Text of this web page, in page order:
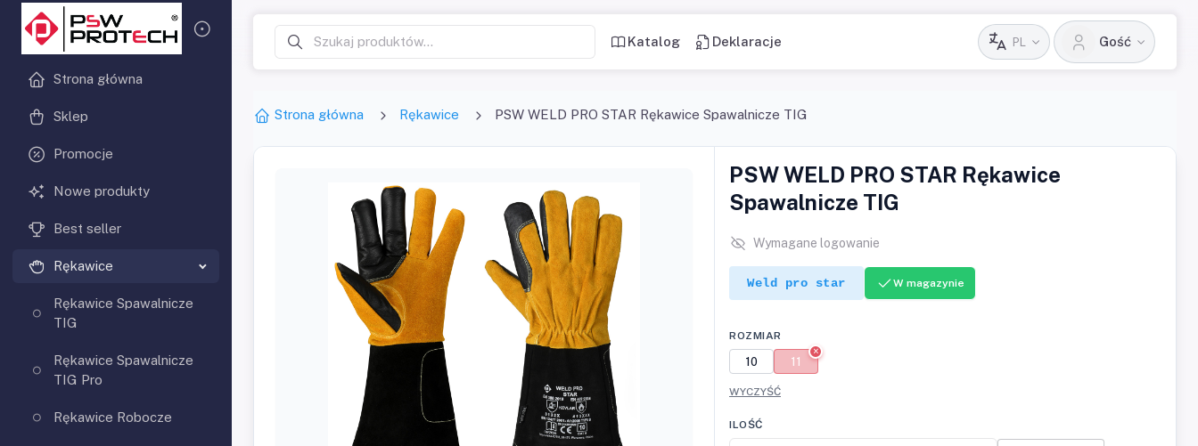
Strona główna
Sklep
Promocje
Nowe produkty
Best seller
Rękawice
Rękawice Spawalnicze
TIG
Rękawice Spawalnicze
TIG Pro
Rękawice Robocze
Katalog Deklaracje PL Gość
Strona główna Rękawice PSW WELD PRO STAR Rękawice Spawalnicze TIG
PSW WELD PRO STAR Rękawice
Spawalnicze TIG
Wymagane logowanie
Weld pro star W magazynie
ROZMIAR
10 11
WYCZYŚĆ
ILOŚĆ